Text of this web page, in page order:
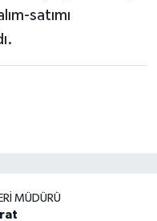
satımı
MÜDÜRÜ